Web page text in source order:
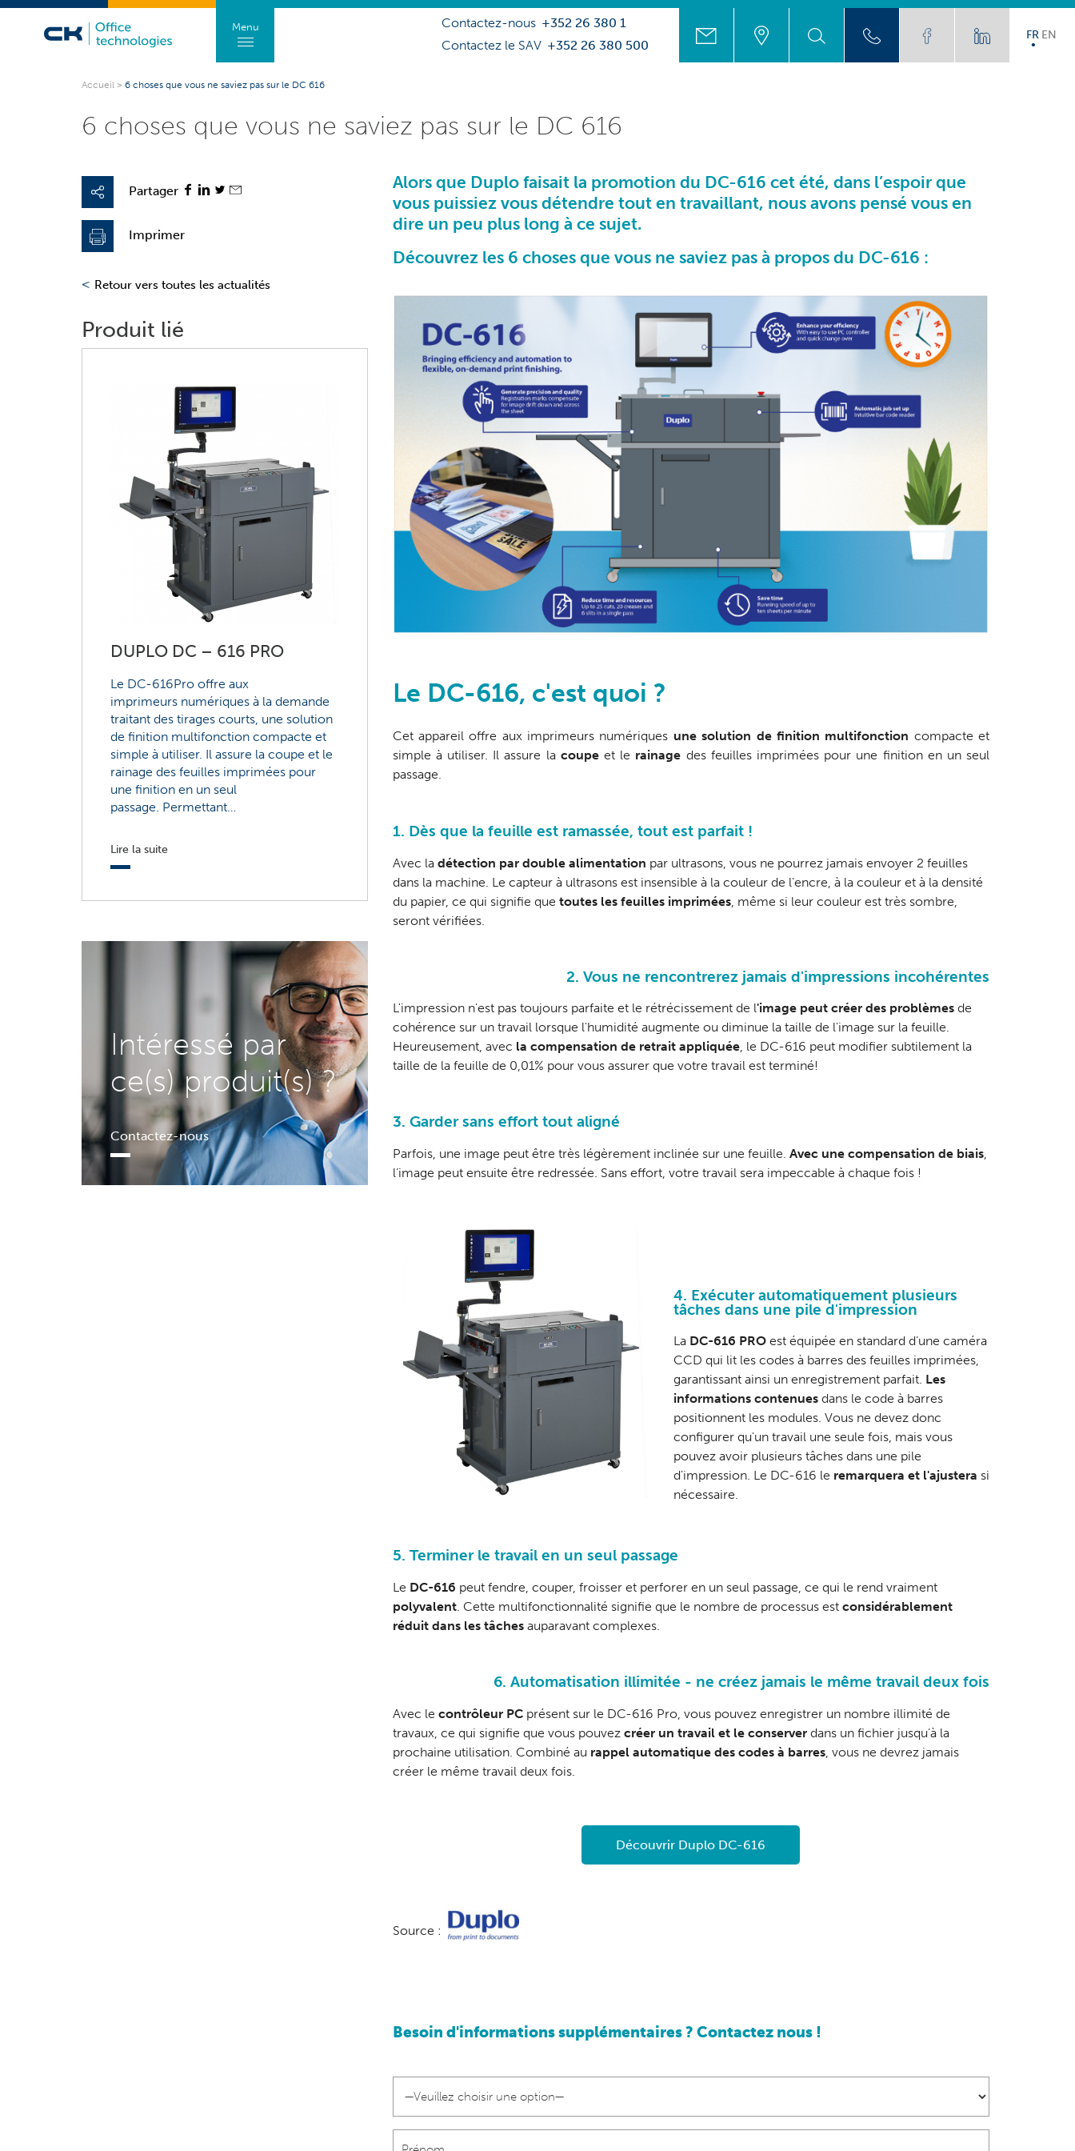
Contactez-nous +352 26 380 1
Contactez le SAV +352 26 380 500
FR EN
Menu
Accueil >6 choses que vous ne saviez pas sur le DC 616
6 choses que vous ne saviez pas sur le DC 616
Partager
Imprimer
< Retour vers toutes les actualités
Produit lié
DUPLO DC – 616 PRO
Le DC-616Pro offre aux
imprimeurs numériques à la demande
traitant des tirages courts, une solution
de finition multifonction compacte et
simple à utiliser. Il assure la coupe et le
rainage des feuilles imprimées pour
une finition en un seul
passage. Permettant…
Lire la suite
Intéressé par
ce(s) produit(s) ?
Contactez-nous
Alors que Duplo faisait la promotion du DC-616 cet été, dans l’espoir que
vous puissiez vous détendre tout en travaillant, nous avons pensé vous en
dire un peu plus long à ce sujet.
Découvrez les 6 choses que vous ne saviez pas à propos du DC-616 :
Le DC-616, c'est quoi ?
Cet appareil offre aux imprimeurs numériques une solution de finition multifonction compacte et
simple à utiliser. Il assure lacoupeet le rainage des feuilles imprimées pour une finition en un seul
passage.
1. Dès que la feuille est ramassée, tout est parfait !
Avec la détection par double alimentation par ultrasons, vous ne pourrez jamais envoyer 2 feuilles
dans la machine. Le capteur à ultrasons est insensible à la couleur de l'encre, à la couleur et à la densité
du papier, ce qui signifie que toutes les feuilles imprimées, même si leur couleur est très sombre,
seront vérifiées.
2. Vous ne rencontrerez jamais d'impressions incohérentes
L'impression n'est pas toujours parfaite et le rétrécissement de l'image peut créer des problèmesde
cohérence sur un travail lorsque l'humidité augmente ou diminue la taille de l'image sur la feuille.
Heureusement, avec la compensation de retrait appliquée, le DC-616 peut modifier subtilement la
taille de la feuille de 0,01% pour vous assurer que votre travail est terminé!
3. Garder sans effort tout aligné
Parfois, une image peut être très légèrement inclinée sur une feuille. Avec une compensation de biais,
l’image peut ensuite être redressée. Sans effort, votre travail sera impeccable à chaque fois !
4. Exécuter automatiquement plusieurs
tâches dans une pile d'impression
La DC-616 PROest équipée en standard d’une caméra
CCD qui lit les codes à barres des feuilles imprimées,
garantissant ainsi un enregistrement parfait. Les
informations contenuesdans le code à barres
positionnent les modules. Vous ne devez donc
configurer qu'un travail une seule fois, mais vous
pouvez avoir plusieurs tâches dans une pile
d'impression. Le DC-616 le remarquera et l'ajustera si
nécessaire.
5. Terminer le travail en un seul passage
Le DC-616 peut fendre, couper, froisser et perforer en un seul passage, ce qui le rend vraiment
polyvalent. Cette multifonctionnalité signifie que le nombre de processus est considérablement
réduit dans les tâchesauparavant complexes.
6. Automatisation illimitée - ne créez jamais le même travail deux fois
Avec le contrôleur PCprésent sur le DC-616 Pro, vous pouvez enregistrer un nombre illimité de
travaux, ce qui signifie que vous pouvezcréer un travail et le conserverdans un fichier jusqu’à la
prochaine utilisation. Combiné au rappel automatique des codes à barres, vous ne devrez jamais
créer le même travail deux fois.
Découvrir Duplo DC-616
Source :
Besoin d'informations supplémentaires ? Contactez nous !